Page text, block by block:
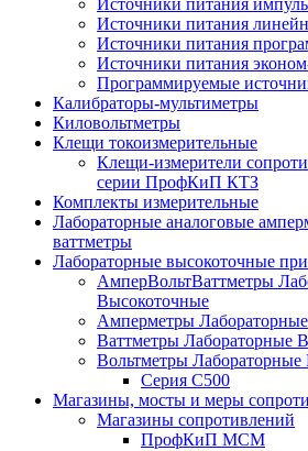
Источники питания
Источники питания
Источники питания
Источники питания
Программируемые
Калибраторы-мультиметры
Киловольтметры
Клещи токоизмерительные
Клещи-измерители
серии ПрофКиП КТЗ
Комплекты измерительные
Лабораторные аналоговые
ваттметры
Лабораторные высокоточные
АмперВольтВаттметры
Высокоточные
Амперметры
Ваттметры Лабораторные
Вольтметры
Серия С500
Магазины, мосты и меры
Магазины сопротивлений
ПрофКиП МСМ